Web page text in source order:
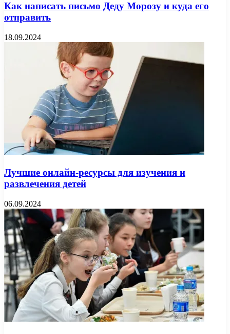
Как написать письмо Деду Морозу и куда его
отправить
18.09.2024
Лучшие онлайн-ресурсы для изучения и
развлечения детей
06.09.2024